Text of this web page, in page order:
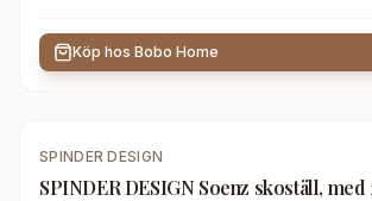
Köp hos Bobo Home
SPINDER DESIGN
SPINDER DESIGN Soenz skoställ,